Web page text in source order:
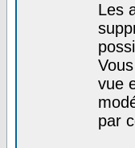
Les
vue
par